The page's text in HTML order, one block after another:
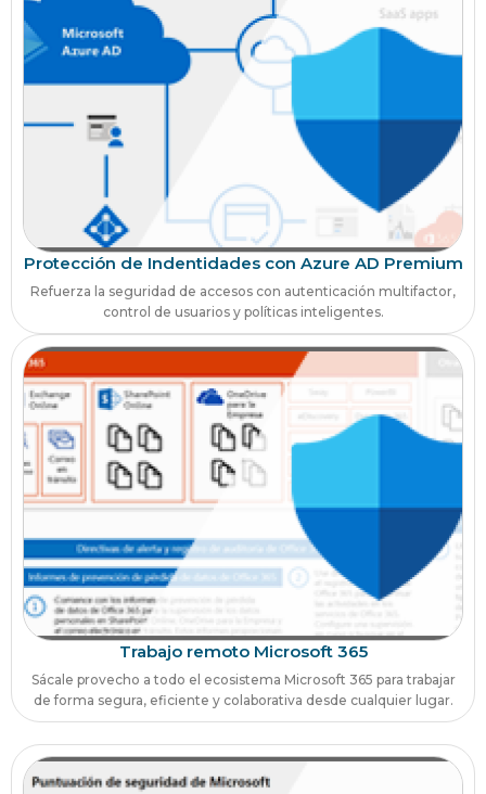
Protección de Indentidades con Azure AD Premium
Refuerza la seguridad de accesos con autenticación multifactor,
control de usuarios y políticas inteligentes.
Trabajo remoto Microsoft 365
Sácale provecho a todo el ecosistema Microsoft 365 para trabajar
de forma segura, eficiente y colaborativa desde cualquier lugar.